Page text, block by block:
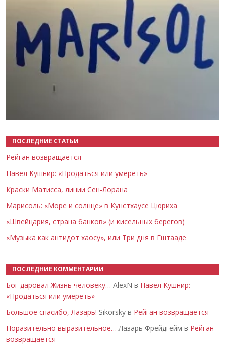
ПОСЛЕДНИЕ СТАТЬИ
Рейган возвращается
Павел Кушнир: «Продаться или умереть»
Краски Матисса, линии Сен-Лорана
Марисоль: «Море и солнце» в Кунстхаусе Цюриха
«Швейцария, страна банков» (и кисельных берегов)
«Музыка как антидот хаосу», или Три дня в Гштааде
ПОСЛЕДНИЕ КОММЕНТАРИИ
Бог даровал Жизнь человеку… AlexN в Павел Кушнир:
«Продаться или умереть»
Большое спасибо, Лазарь! Sikorsky в Рейган возвращается
Поразительно выразительное… Лазарь Фрейдгейм в Рейган
возвращается